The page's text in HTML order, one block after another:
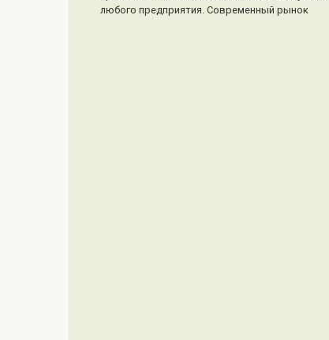
любого предприятия. Современный рынок